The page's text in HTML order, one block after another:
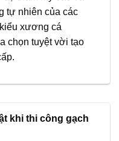
tự nhiên của các
xương cá
chọn tuyệt vời tạo
khi thi công gạch